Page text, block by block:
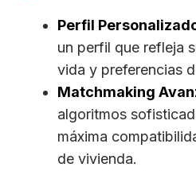
Perfil
un perfil que refleja
vida y preferencias
Matchmaking
algoritmos
máxima
de vivienda.